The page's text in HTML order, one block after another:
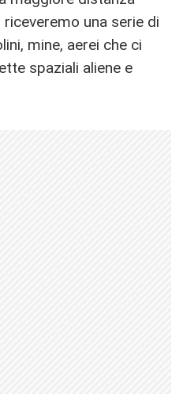
una serie di
mine, aerei che ci
spaziali aliene e